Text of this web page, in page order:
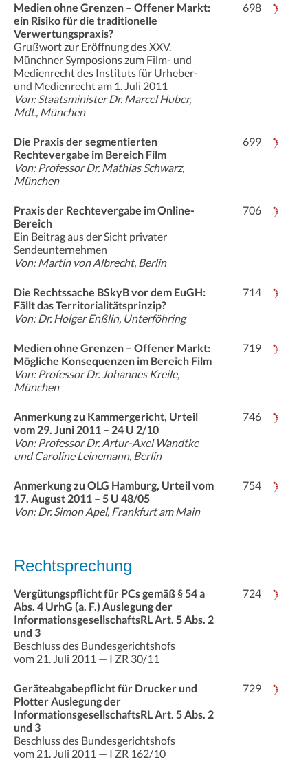
Medien ohne Grenzen – Offener Markt:
ein Risiko für die traditionelle
Verwertungspraxis?
Grußwort zur Eröffnung des XXV.
Münchner Symposions zum Film- und
Medienrecht des Instituts für Urheber-
und Medienrecht am 1. Juli 2011
Von: Staatsminister Dr. Marcel Huber,
MdL, München
698
Die Praxis der segmentierten
Rechtevergabe im Bereich Film
Von: Professor Dr. Mathias Schwarz,
München
699
Praxis der Rechtevergabe im Online-
Bereich
Ein Beitrag aus der Sicht privater
Sendeunternehmen
Von: Martin von Albrecht, Berlin
706
Die Rechtssache BSkyB vor dem EuGH:
Fällt das Territorialitätsprinzip?
Von: Dr. Holger Enßlin, Unterföhring
714
Medien ohne Grenzen – Offener Markt:
Mögliche Konsequenzen im Bereich Film
Von: Professor Dr. Johannes Kreile,
München
719
Anmerkung zu Kammergericht, Urteil
vom 29. Juni 2011 – 24 U 2/10
Von: Professor Dr. Artur-Axel Wandtke
und Caroline Leinemann, Berlin
746
Anmerkung zu OLG Hamburg, Urteil vom
17. August 2011 – 5 U 48/05
Von: Dr. Simon Apel, Frankfurt am Main
754
Rechtsprechung
Vergütungspflicht für PCs gemäß § 54 a
Abs. 4 UrhG (a. F.) Auslegung der
InformationsgesellschaftsRL Art. 5 Abs. 2
und 3
Beschluss des Bundesgerichtshofs
vom 21. Juli 2011 — I ZR 30/11
724
Geräteabgabepflicht für Drucker und
Plotter Auslegung der
InformationsgesellschaftsRL Art. 5 Abs. 2
und 3
Beschluss des Bundesgerichtshofs
vom 21. Juli 2011 — I ZR 162/10
729